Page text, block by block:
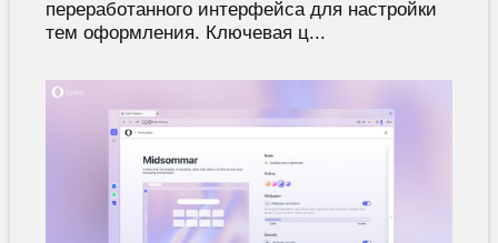
переработанного интерфейса для настройки
тем оформления. Ключевая ц...